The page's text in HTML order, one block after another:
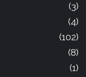
(3)
(4)
(102)
(8)
(1)